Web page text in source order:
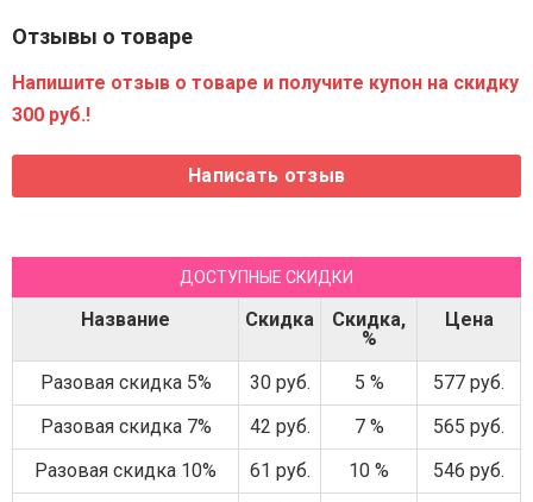
Отзывы о товаре
Напишите отзыв о товаре и получите купон на скидку
300 руб.!
ДОСТУПНЫЕ СКИДКИ
Название Скидка
Скидка,
%
Цена
Разовая скидка 5% 30 руб. 5 %
577 руб.
Разовая скидка 7%
42 руб. 7 %
565 руб.
Разовая скидка 10%
61 руб. 10 %
546 руб.